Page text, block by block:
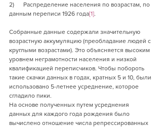
2)      Распределение населения по возрастам, по
данным переписи 1926 года[1]
Собранные данные содержали значительную
возрастную аккумуляцию (преобладание людей с
круглыми возрастами). Это объясняется высоким
уровнем неграмотности населения и низкой
квалификацией переписчиков. Чтобы побороть
такие скачки данных в годах, кратных 5 и 10, были
использовано 5-летнее усреднение, которое
сгладило пики.
На основе полученных путем усреднения
данных для каждого года рождения было
вычислено отношение числа репрессированных